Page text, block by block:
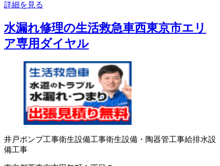
詳細を見る
水漏れ修理の生活救急車西東京市エリ
ア専用ダイヤル
井戸ポンプ工事衛生設備工事衛生設備・陶器管工事給排水設
備工事